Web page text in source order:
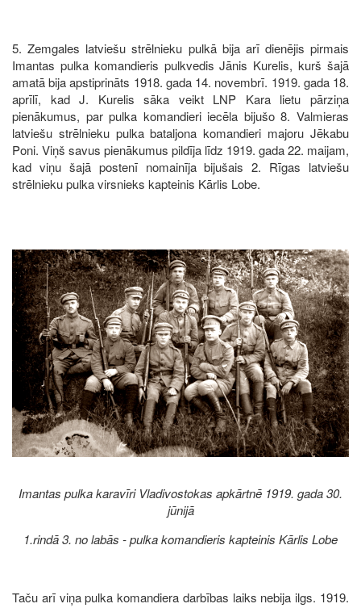
5. Zemgales latviešu strēlnieku pulkā bija arī dienējis pirmais
Imantas pulka komandieris pulkvedis Jānis Kurelis, kurš šajā
amatā bija apstiprināts 1918. gada 14. novembrī. 1919. gada 18.
aprīlī, kad J. Kurelis sāka veikt LNP Kara lietu pārziņa
pienākumus, par pulka komandieri iecēla bijušo 8. Valmieras
latviešu strēlnieku pulka bataljona komandieri majoru Jēkabu
Poni. Viņš savus pienākumus pildīja līdz 1919. gada 22. maijam,
kad viņu šajā postenī nomainīja bijušais 2. Rīgas latviešu
strēlnieku pulka virsnieks kapteinis Kārlis Lobe.
Image
Imantas pulka karavīri Vladivostokas apkārtnē 1919. gada 30.
jūnijā
1.rindā 3. no labās - pulka komandieris kapteinis Kārlis Lobe
Taču arī viņa pulka komandiera darbības laiks nebija ilgs. 1919.